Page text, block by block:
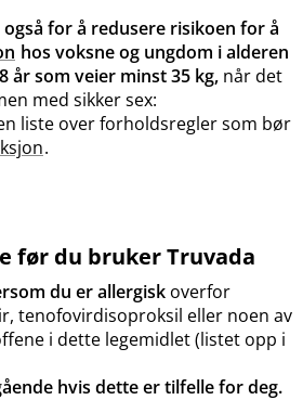
for å redusere risikoen for å
hos voksne og ungdom i alderen
år som veier minst 35 kg, når det
med sikker sex:
liste over forholdsregler som bør
.
før du bruker Truvada
du er allergisk overfor
tenofovirdisoproksil eller noen av
i dette legemidlet (listet opp i
hvis dette er tilfelle for deg.